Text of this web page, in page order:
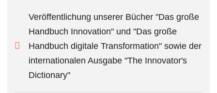
Veröffentlichung unserer Bücher "Das große
Handbuch Innovation" und "Das große
Handbuch digitale Transformation" sowie der
internationalen Ausgabe "The Innovator's
Dictionary"